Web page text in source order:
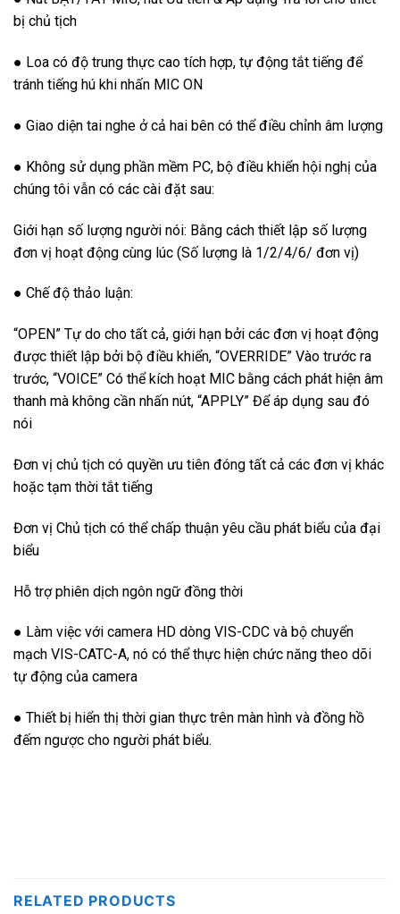
bị chủ tịch
● Loa có độ trung thực cao tích hợp, tự động tắt tiếng để
tránh tiếng hú khi nhấn MIC ON
● Giao diện tai nghe ở cả hai bên có thể điều chỉnh âm lượng
● Không sử dụng phần mềm PC, bộ điều khiển hội nghị của
chúng tôi vẫn có các cài đặt sau:
Giới hạn số lượng người nói: Bằng cách thiết lập số lượng
đơn vị hoạt động cùng lúc (Số lượng là 1/2/4/6/ đơn vị)
● Chế độ thảo luận:
“OPEN” Tự do cho tất cả, giới hạn bởi các đơn vị hoạt động
được thiết lập bởi bộ điều khiển, “OVERRIDE” Vào trước ra
trước, “VOICE” Có thể kích hoạt MIC bằng cách phát hiện âm
thanh mà không cần nhấn nút, “APPLY” Để áp dụng sau đó
nói
Đơn vị chủ tịch có quyền ưu tiên đóng tất cả các đơn vị khác
hoặc tạm thời tắt tiếng
Đơn vị Chủ tịch có thể chấp thuận yêu cầu phát biểu của đại
biểu
Hỗ trợ phiên dịch ngôn ngữ đồng thời
● Làm việc với camera HD dòng VIS-CDC và bộ chuyển
mạch VIS-CATC-A, nó có thể thực hiện chức năng theo dõi
tự động của camera
● Thiết bị hiển thị thời gian thực trên màn hình và đồng hồ
đếm ngược cho người phát biểu.
RELATED PRODUCTS